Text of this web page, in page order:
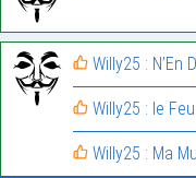
Willy25 : N’En
Willy25 : le Feu
Willy25 : Ma